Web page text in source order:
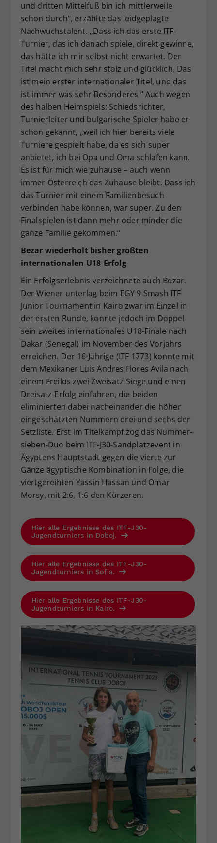
und dritten Mittelfuß bin ich mittlerweile
schon durch“, erzählte das leidgeplagte
Nachwuchstalent. „Dass ich das erste ITF-
Turnier, das ich danach spiele, direkt gewinne,
das hätte ich mir selbst nicht erwartet. Der
Titel macht mich sehr stolz und glücklich. Das
ist mein erster internationaler Titel, und das
ist immer was sehr Besonderes.“ Auch wegen
des halben Heimspiels: Schiedsrichter,
Turnierleiter und bulgarische Spieler habe er
schon gekannt, „weil ich hier bereits viele
Turniere gespielt habe, da es sich super
anbietet, ich bei Opa und Oma schlafen kann.
Es ist für mich wie zuhause – auch wenn
immer Österreich das Zuhause bleibt. Dass ich
das Turnier mit einem Familienbesuch
verbinden habe können, war super. Zu den
Finalspielen ist dann mehr oder minder die
ganze Familie gekommen.“
Bezar wiederholt bisher größten
internationalen U18-Erfolg
Ein Erfolgserlebnis verzeichnete auch Bezar.
Der Wiener unterlag beim EGY 9 Smash ITF
Junior Tournament in Kairo zwar im Einzel in
der ersten Runde, konnte jedoch im Doppel
sein zweites internationales U18-Finale nach
Dakar (Senegal) im November des Vorjahrs
erreichen. Der 16-Jährige (ITF 1773) konnte mit
dem Mexikaner Luis Andres Flores Avila nach
einem Freilos zwei Zweisatz-Siege und einen
Dreisatz-Erfolg einfahren, die beiden
eliminierten dabei nacheinander die höher
eingeschätzten Nummern drei und sechs der
Setzliste. Erst im Titelkampf zog das Nummer-
sieben-Duo beim ITF-J30-Sandplatzevent in
Ägyptens Hauptstadt gegen die vierte zur
Gänze ägyptische Kombination in Folge, die
viertgereihten Yassin Hassan und Omar
Morsy, mit 2:6, 1:6 den Kürzeren.
Hier alle Ergebnisse des ITF-J30-
Jugendturniers in Doboj.
Hier alle Ergebnisse des ITF-J30-
Jugendturniers in Sofia.
Hier alle Ergebnisse des ITF-J30-
Jugendturniers in Kairo.